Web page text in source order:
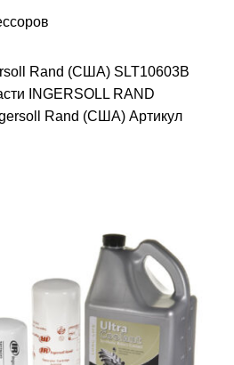
Rand (США) SLT10603B
INGERSOLL RAND
Rand (США) Артикул